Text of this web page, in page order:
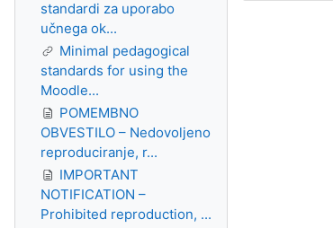
standardi za uporabo
učnega ok...
Minimal pedagogical
standards for using the
Moodle...
POMEMBNO
OBVESTILO – Nedovoljeno
reproduciranje, r...
IMPORTANT
NOTIFICATION –
Prohibited reproduction, ...